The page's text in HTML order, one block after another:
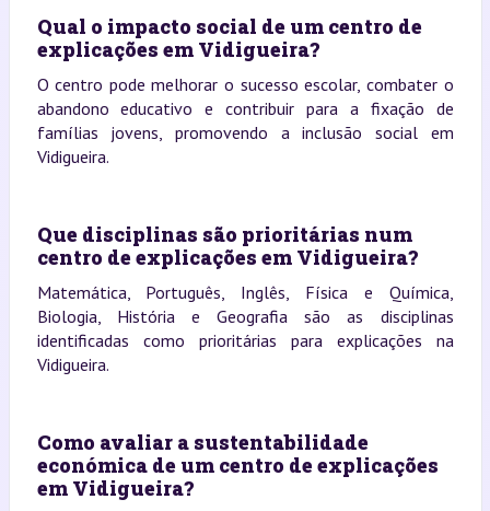
Qual o impacto social de um centro de
explicações em Vidigueira?
O centro pode melhorar o sucesso escolar, combater o
abandono educativo e contribuir para a fixação de
famílias jovens, promovendo a inclusão social em
Vidigueira.
Que disciplinas são prioritárias num
centro de explicações em Vidigueira?
Matemática, Português, Inglês, Física e Química,
Biologia, História e Geografia são as disciplinas
identificadas como prioritárias para explicações na
Vidigueira.
Como avaliar a sustentabilidade
económica de um centro de explicações
em Vidigueira?